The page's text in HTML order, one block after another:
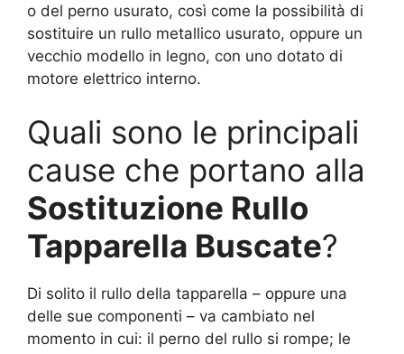
o del perno usurato, così come la possibilità di
sostituire un rullo metallico usurato, oppure un
vecchio modello in legno, con uno dotato di
motore elettrico interno.
Quali sono le principali
cause che portano alla
Sostituzione Rullo
Tapparella Buscate?
Di solito il rullo della tapparella – oppure una
delle sue componenti – va cambiato nel
momento in cui: il perno del rullo si rompe; le